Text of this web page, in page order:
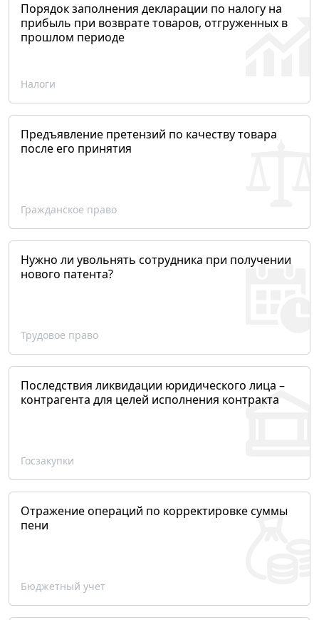
Порядок заполнения декларации по налогу на
прибыль при возврате товаров, отгруженных в
прошлом периоде
Налоги
Предъявление претензий по качеству товара
после его принятия
Гражданское право
Нужно ли увольнять сотрудника при получении
нового патента?
Трудовое право
Последствия ликвидации юридического лица –
контрагента для целей исполнения контракта
Госзакупки
Отражение операций по корректировке суммы
пени
Бюджетный учет